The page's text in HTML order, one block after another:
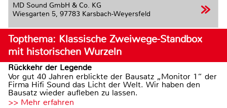
MD Sound GmbH & Co. KG
Wiesgarten 5, 97783 Karsbach-Weyersfeld
Topthema: Klassische Zweiwege-Standbox
mit historischen Wurzeln
Rückkehr der Legende
Vor gut 40 Jahren erblickte der Bausatz „Monitor 1“ der
Firma Hifi Sound das Licht der Welt. Wir haben den
Bausatz wieder aufleben zu lassen.
>> Mehr erfahren